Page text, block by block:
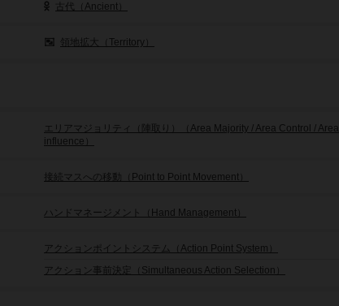
古代（Ancient）
領地拡大（Territory）
エリアマジョリティ（陣取り）（Area Majority / Area Control / Area
influence）
接続マスへの移動（Point to Point Movement）
ハンドマネージメント（Hand Management）
アクションポイントシステム（Action Point System）
アクション事前決定（Simultaneous Action Selection）